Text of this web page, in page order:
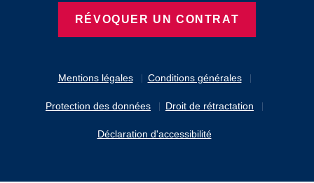
Mentions légales Conditions générales
Protection des données Droit de rétractation
Déclaration d'accessibilité
RÉVOQUER UN CONTRAT